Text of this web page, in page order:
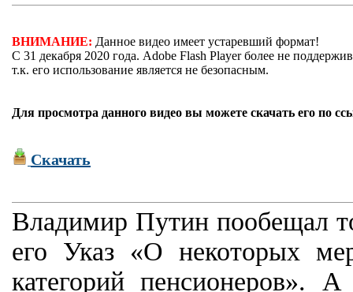
ВНИМАНИЕ: Данное видео имеет устаревший формат!
С 31 декабря 2020 года. Adobe Flash Player более не
т.к. его использование является не безопасным.
Для просмотра данного видео вы можете скачать его по
Скачать
Владимир Путин пообещал
его Указ «О некоторых
категорий пенсионеров».